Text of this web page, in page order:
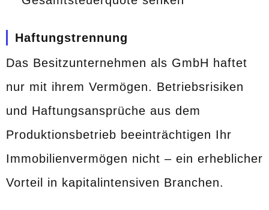
Haftungstrennung
Das Besitzunternehmen als GmbH haftet
nur mit ihrem Vermögen. Betriebsrisiken
und Haftungsansprüche aus dem
Produktionsbetrieb beeinträchtigen Ihr
Immobilienvermögen nicht – ein erheblicher
Vorteil in kapitalintensiven Branchen.